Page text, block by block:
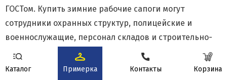
ГОСТом. Купить зимние рабочие сапоги могут
сотрудники охранных структур, полицейские и
военнослужащие, персонал складов и строительно-
ремонтных бригад.
Главные характеристики качественных зимних
Каталог Примерка Контакты Корзина